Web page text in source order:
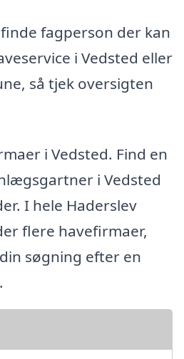
fagperson der kan
i Vedsted eller
så tjek oversigten
i Vedsted. Find en
i Vedsted
I hele Haderslev
flere havefirmaer,
søgning efter en